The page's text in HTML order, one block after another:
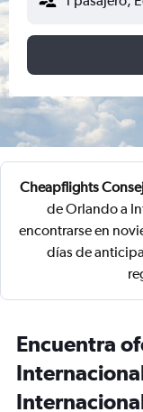
Cheapflights
de Orlando a
encontrarse en
días de
Encuentra